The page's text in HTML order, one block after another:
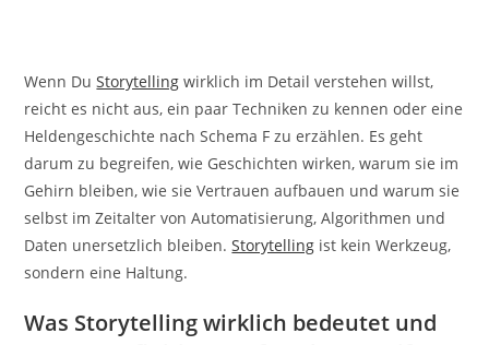
Wenn DuStorytelling wirklich im Detail verstehen willst,
reicht es nicht aus, ein paar Techniken zu kennen oder eine
Heldengeschichte nach Schema F zu erzählen. Es geht
darum zu begreifen, wie Geschichten wirken, warum sie im
Gehirn bleiben, wie sie Vertrauen aufbauen und warum sie
selbst im Zeitalter von Automatisierung, Algorithmen und
Daten unersetzlich bleiben.Storytelling ist kein Werkzeug,
sondern eine Haltung.
Was Storytelling wirklich bedeutet und